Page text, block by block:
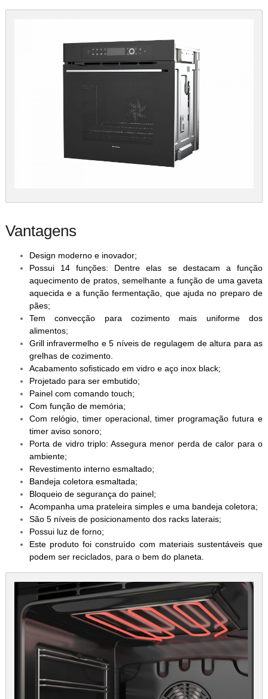
Vantagens
Design moderno e inovador;
Possui 14 funções: Dentre elas se destacam a função
aquecimento de pratos, semelhante a função de uma gaveta
aquecida e a função fermentação, que ajuda no preparo de
pães;
Tem convecção para cozimento mais uniforme dos
alimentos;
Grill infravermelho e 5 níveis de regulagem de altura para as
grelhas de cozimento.
Acabamento sofisticado em vidro e aço inox black;
Projetado para ser embutido;
Painel com comando touch;
Com função de memória;
Com relógio, timer operacional, timer programação futura e
timer aviso sonoro;
Porta de vidro triplo: Assegura menor perda de calor para o
ambiente;
Revestimento interno esmaltado;
Bandeja coletora esmaltada;
Bloqueio de segurança do painel;
Acompanha uma prateleira simples e uma bandeja coletora;
São 5 níveis de posicionamento dos racks laterais;
Possui luz de forno;
Este produto foi construído com materiais sustentáveis que
podem ser reciclados, para o bem do planeta.